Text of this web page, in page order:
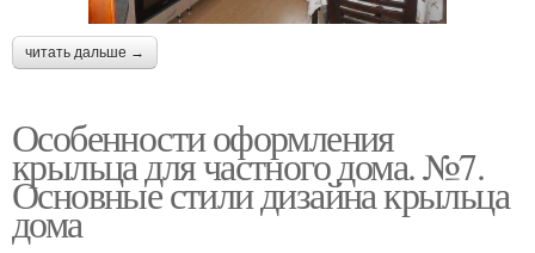
читать дальше →
Особенности оформления
крыльца для частного дома. №7.
Основные стили дизайна крыльца
дома